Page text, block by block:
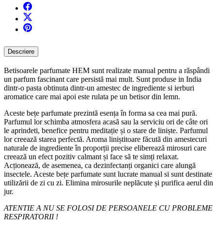
Descriere
Betisoarele parfumate HEM sunt realizate manual pentru a răspândi
un parfum fascinant care persistă mai mult. Sunt produse in India
dintr-o pasta obtinuta dintr-un amestec de ingrediente si ierburi
aromatice care mai apoi este rulata pe un betisor din lemn.
Aceste bețe parfumate prezintă esența în forma sa cea mai pură.
Parfumul lor schimba atmosfera acasă sau la serviciu ori de câte ori
le aprindeti, benefice pentru meditație și o stare de liniște. Parfumul
lor creează starea perfectă. Aroma liniștitoare făcută din amestecuri
naturale de ingrediente în proporții precise eliberează mirosuri care
creează un efect pozitiv calmant și face să te simți relaxat.
Acționează, de asemenea, ca dezinfectanți organici care alungă
insectele. Aceste bețe parfumate sunt lucrate manual si sunt destinate
utilizării de zi cu zi. Elimina mirosurile neplăcute și purifica aerul din
jur.
ATENTIE A NU SE FOLOSI DE PERSOANELE CU PROBLEME
RESPIRATORII !